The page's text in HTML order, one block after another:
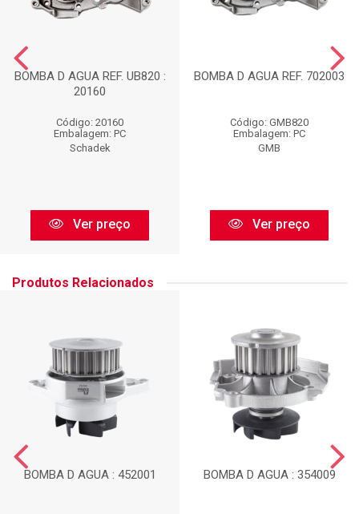
BOMBA D AGUA REF. UB820 :
20160
Código: 20160
Embalagem: PC
Schadek
Ver preço
BOMBA D AGUA REF. 702003
Código: GMB820
Embalagem: PC
GMB
Ver preço
Produtos Relacionados
BOMBA D AGUA : 452001 BOMBA D AGUA : 354009